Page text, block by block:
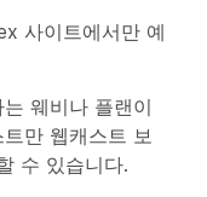
사이트에서만 예
웨비나 플랜이
만 웹캐스트 보
수 있습니다.